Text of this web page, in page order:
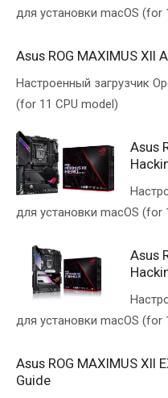
для установки macOS (for
Asus ROG MAXIMUS XII
Настроенный загрузчик
(for 11 CPU model)
Asus
для установки macOS (for
Asus
для установки macOS (for
Asus ROG MAXIMUS XII
Guide